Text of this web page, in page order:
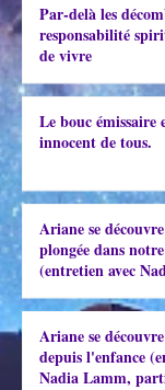
Par-delà les
responsabilité
de vivre
Le bouc émissaire
innocent de tous.
Ariane se
plongée dans
(entretien avec
Ariane se
depuis l'enfance
Nadia Lamm,